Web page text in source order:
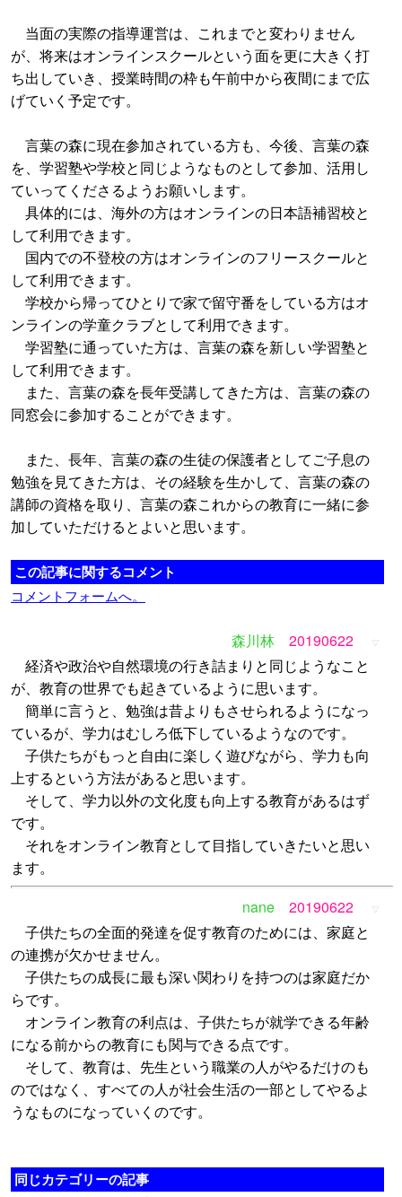
当面の実際の指導運営は、これまでと変わりません
が、将来はオンラインスクールという面を更に大きく打
ち出していき、授業時間の枠も午前中から夜間にまで広
げていく予定です。
言葉の森に現在参加されている方も、今後、言葉の森
を、学習塾や学校と同じようなものとして参加、活用し
ていってくださるようお願いします。
具体的には、海外の方はオンラインの日本語補習校と
して利用できます。
国内での不登校の方はオンラインのフリースクールと
して利用できます。
学校から帰ってひとりで家で留守番をしている方はオ
ンラインの学童クラブとして利用できます。
学習塾に通っていた方は、言葉の森を新しい学習塾と
して利用できます。
また、言葉の森を長年受講してきた方は、言葉の森の
同窓会に参加することができます。
また、長年、言葉の森の生徒の保護者としてご子息の
勉強を見てきた方は、その経験を生かして、言葉の森の
講師の資格を取り、言葉の森これからの教育に一緒に参
加していただけるとよいと思います。
この記事に関するコメント
コメントフォームへ。
森川林 20190622 ▽
経済や政治や自然環境の行き詰まりと同じようなこと
が、教育の世界でも起きているように思います。
簡単に言うと、勉強は昔よりもさせられるようになっ
ているが、学力はむしろ低下しているようなのです。
子供たちがもっと自由に楽しく遊びながら、学力も向
上するという方法があると思います。
そして、学力以外の文化度も向上する教育があるはず
です。
それをオンライン教育として目指していきたいと思い
ます。
nane
20190622 ▽
子供たちの全面的発達を促す教育のためには、家庭と
の連携が欠かせません。
子供たちの成長に最も深い関わりを持つのは家庭だか
らです。
オンライン教育の利点は、子供たちが就学できる年齢
になる前からの教育にも関与できる点です。
そして、教育は、先生という職業の人がやるだけのも
のではなく、すべての人が社会生活の一部としてやるよ
うなものになっていくのです。
同じカテゴリーの記事